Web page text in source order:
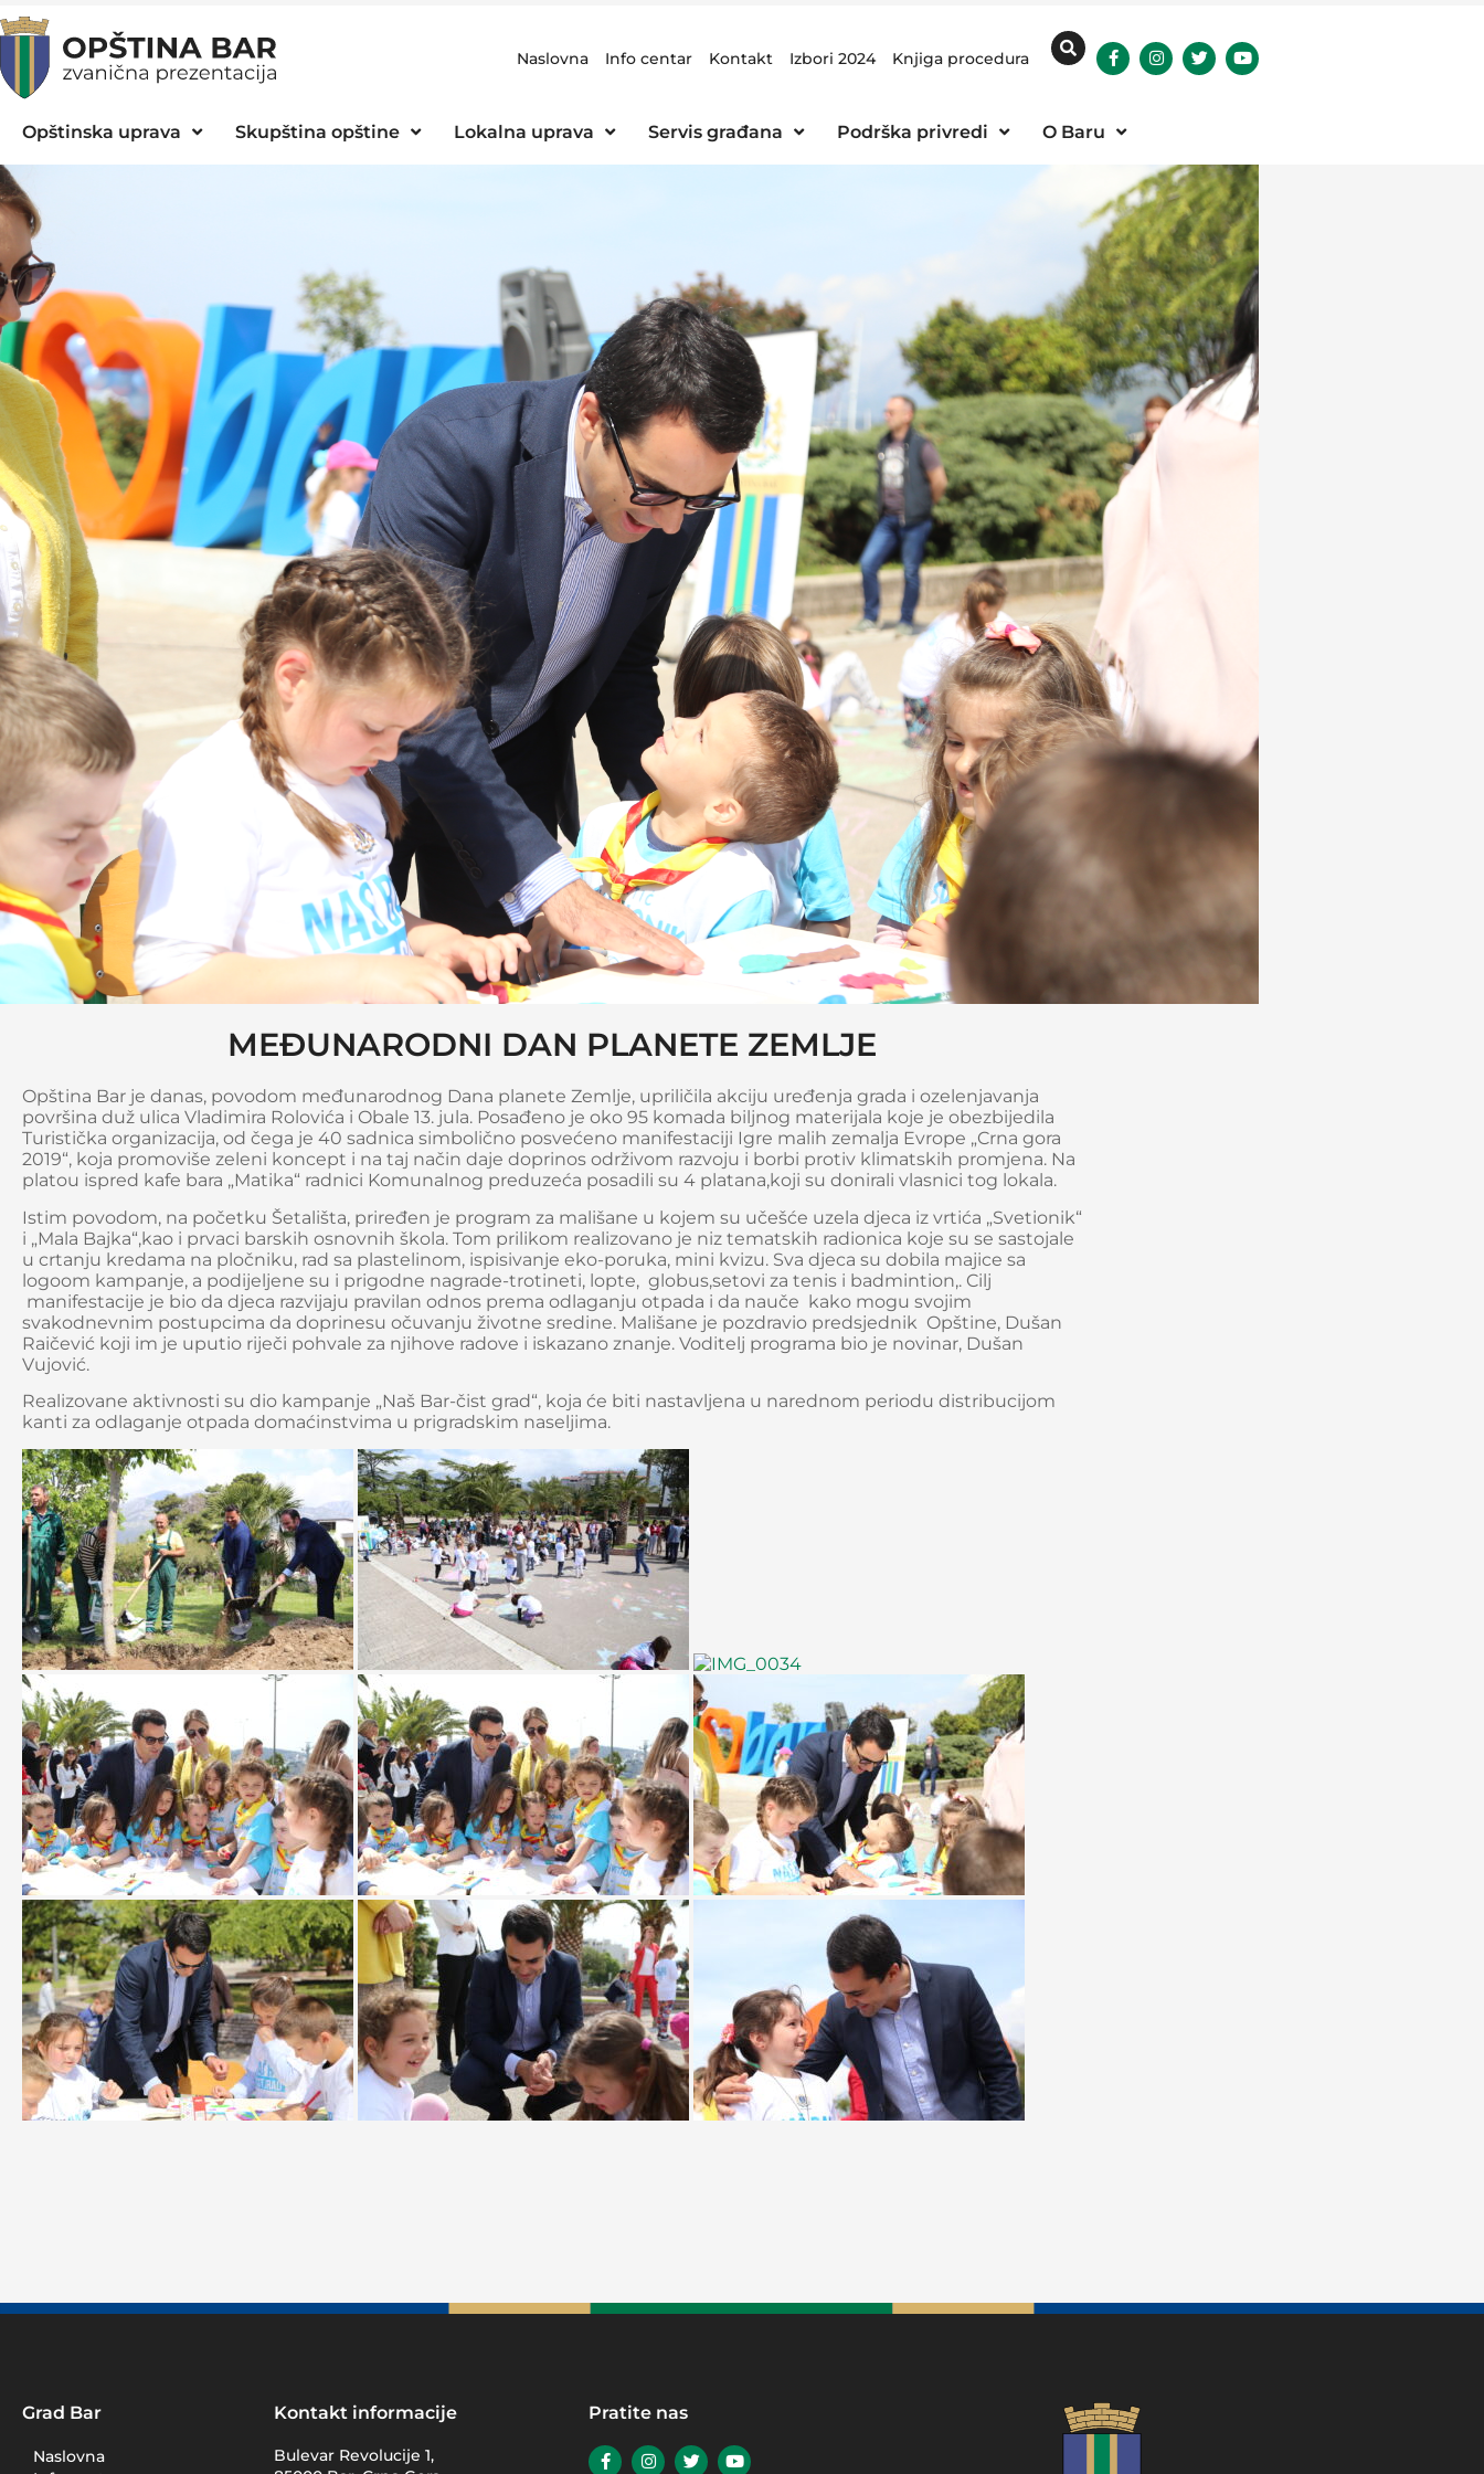
Naslovna Info centar Kontakt Izbori 2024 Knjiga procedura
Opštinska uprava Skupština opštine Lokalna uprava Servis građana Podrška privredi O Baru
MEĐUNARODNI DAN PLANETE ZEMLJE
Opština Bar je danas, povodom međunarodnog Dana planete Zemlje, upriličila akciju uređenja grada i ozelenjavanja
površina duž ulica Vladimira Rolovića i Obale 13. jula. Posađeno je oko 95 komada biljnog materijala koje je obezbijedila
Turistička organizacija, od čega je 40 sadnica simbolično posvećeno manifestaciji Igre malih zemalja Evrope „Crna gora
2019“, koja promoviše zeleni koncept i na taj način daje doprinos održivom razvoju i borbi protiv klimatskih promjena. Na
platou ispred kafe bara „Matika“ radnici Komunalnog preduzeća posadili su 4 platana,koji su donirali vlasnici tog lokala.
Istim povodom, na početku Šetališta, priređen je program za mališane u kojem su učešće uzela djeca iz vrtića „Svetionik“
i „Mala Bajka“,kao i prvaci barskih osnovnih škola. Tom prilikom realizovano je niz tematskih radionica koje su se sastojale
u crtanju kredama na pločniku, rad sa plastelinom, ispisivanje eko-poruka, mini kvizu. Sva djeca su dobila majice sa
logoom kampanje, a podijeljene su i prigodne nagrade-trotineti, lopte, globus,setovi za tenis i badmintion,. Cilj
manifestacije je bio da djeca razvijaju pravilan odnos prema odlaganju otpada i da nauče kako mogu svojim
svakodnevnim postupcima da doprinesu očuvanju životne sredine. Mališane je pozdravio predsjednik Opštine, Dušan
Raičević koji im je uputio riječi pohvale za njihove radove i iskazano znanje. Voditelj programa bio je novinar, Dušan
Vujović.
Realizovane aktivnosti su dio kampanje „Naš Bar-čist grad“, koja će biti nastavljena u narednom periodu distribucijom
kanti za odlaganje otpada domaćinstvima u prigradskim naseljima.
Grad Bar
Naslovna
Kontakt informacije
Bulevar Revolucije 1,
Pratite nas